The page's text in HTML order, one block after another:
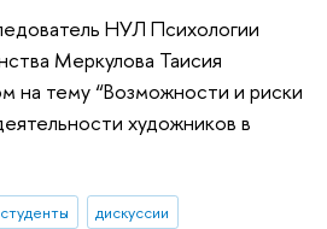
НУЛ Психологии
Меркулова Таисия
на тему “Возможности и риски
художников в
студенты
дискуссии